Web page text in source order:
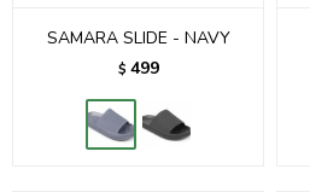
SAMARA SLIDE - NAVY
$ 499